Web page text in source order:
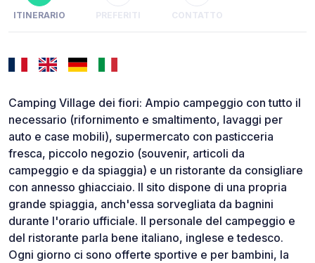
ITINERARIO PREFERITI CONTATTO
Camping Village dei fiori: Ampio campeggio con tutto il
necessario (rifornimento e smaltimento, lavaggi per
auto e case mobili), supermercato con pasticceria
fresca, piccolo negozio (souvenir, articoli da
campeggio e da spiaggia) e un ristorante da consigliare
con annesso ghiacciaio. Il sito dispone di una propria
grande spiaggia, anch'essa sorvegliata da bagnini
durante l'orario ufficiale. Il personale del campeggio e
del ristorante parla bene italiano, inglese e tedesco.
Ogni giorno ci sono offerte sportive e per bambini, la